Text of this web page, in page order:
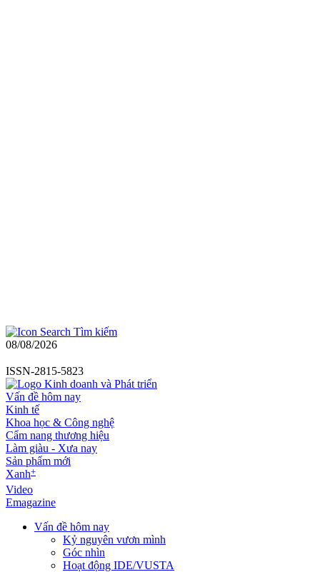
Tìm kiếm
08/08/2026
ISSN-2815-5823
Vấn đề hôm nay
Kinh tế
Khoa học & Công nghệ
Cẩm nang thương hiệu
Làm giàu - Xưa nay
Sản phẩm mới
Xanh+
Video
Emagazine
Vấn đề hôm nay
Kỷ nguyên vươn mình
Góc nhìn
Hoạt động IDE/VUSTA